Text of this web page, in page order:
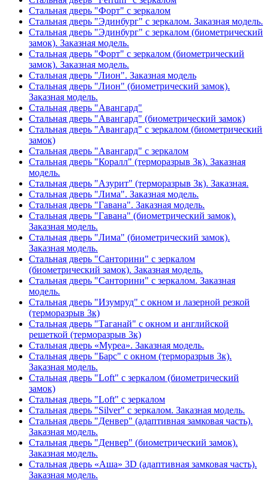
Стальная дверь "Форт" с зеркалом
Стальная дверь "Эдинбург" с зеркалом. Заказная модель.
Стальная дверь "Эдинбург" с зеркалом (биометрический
замок). Заказная модель.
Стальная дверь "Форт" с зеркалом (биометрический
замок). Заказная модель.
Стальная дверь "Лион". Заказная модель
Стальная дверь "Лион" (биометрический замок).
Заказная модель.
Стальная дверь "Авангард"
Стальная дверь "Авангард" (биометрический замок)
Стальная дверь "Авангард" с зеркалом (биометрический
замок)
Стальная дверь "Авангард" с зеркалом
Стальная дверь "Коралл" (терморазрыв 3к). Заказная
модель.
Стальная дверь "Азурит" (терморазрыв 3к). Заказная.
Стальная дверь "Лима". Заказная модель.
Стальная дверь "Гавана". Заказная модель.
Стальная дверь "Гавана" (биометрический замок).
Заказная модель.
Стальная дверь "Лима" (биометрический замок).
Заказная модель.
Стальная дверь "Санторини" с зеркалом
(биометрический замок). Заказная модель.
Стальная дверь "Санторини" с зеркалом. Заказная
модель.
Стальная дверь "Изумруд" с окном и лазерной резкой
(терморазрыв 3к)
Стальная дверь "Таганай" с окном и английской
решеткой (терморазрыв 3к)
Стальная дверь «Муреа». Заказная модель.
Стальная дверь "Барс" с окном (терморазрыв 3к).
Заказная модель.
Стальная дверь "Loft" с зеркалом (биометрический
замок)
Стальная дверь "Loft" с зеркалом
Стальная дверь "Silver" с зеркалом. Заказная модель.
Стальная дверь "Денвер" (адаптивная замковая часть).
Заказная модель.
Стальная дверь "Денвер" (биометрический замок).
Заказная модель.
Стальная дверь «Аша» 3D (адаптивная замковая часть).
Заказная модель.